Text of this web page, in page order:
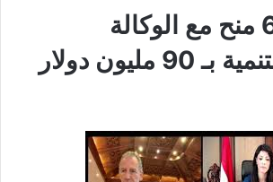
مصر توقع 6 منح مع الوكالة
مليون دولار